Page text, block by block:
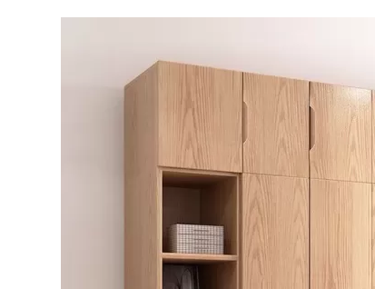
Phụ kiện tủ áo
Phụ kiện tủ bếp trên
Bếp từ-Bếp hồng ngoại
Chậu rửa bát
Ray trượt – bản lề – tay nắm cửa
Phụ kiện tủ bếp dưới
Giá để bát đĩa đa năng